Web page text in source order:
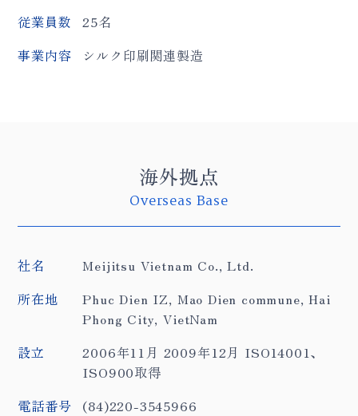
従業員数
25名
事業内容
シルク印刷関連製造
海外拠点
Overseas Base
社名
Meijitsu Vietnam Co., Ltd.
所在地
Phuc Dien IZ, Mao Dien commune, Hai
Phong City, VietNam
設立
2006年11月 2009年12月 ISO14001、
ISO900取得
電話番号
(84)220-3545966